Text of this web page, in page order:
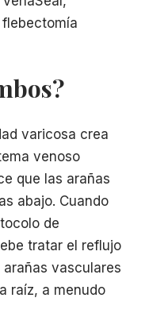
flebectomía
varicosa crea
venoso
que las arañas
abajo. Cuando
de
tratar el reflujo
vasculares
raíz, a menudo